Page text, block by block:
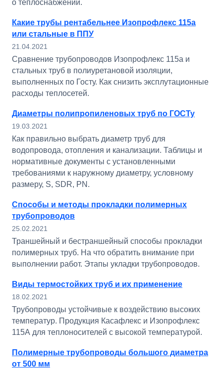
о теплоснабжении.
Какие трубы рентабельнее Изопрофлекс 115а
или стальные в ППУ
21.04.2021
Сравнение трубопроводов Изопрофлекс 115а и
стальных труб в полиуретановой изоляции,
выполненных по Госту. Как снизить эксплутационные
расходы теплосетей.
Диаметры полипропиленовых труб по ГОСТу
19.03.2021
Как правильно выбрать диаметр труб для
водопровода, отопления и канализации. Таблицы и
нормативные документы с установленными
требованиями к наружному диаметру, условному
размеру, S, SDR, PN.
Способы и методы прокладки полимерных
трубопроводов
25.02.2021
Траншейный и бестраншейный способы прокладки
полимерных труб. На что обратить внимание при
выполнении работ. Этапы укладки трубопроводов.
Виды термостойких труб и их применение
18.02.2021
Трубопроводы устойчивые к воздействию высоких
температур. Продукция Касафлекс и Изопрофлекс
115А для теплоносителей с высокой температурой.
Полимерные трубопроводы большого диаметра
от 500 мм